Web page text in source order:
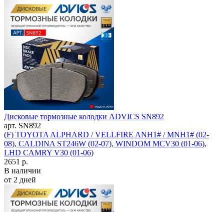
Дисковые тормозные колодки ADVICS SN892
арт. SN892
(F) TOYOTA ALPHARD / VELLFIRE ANH1# / MNH1# (02-
08), CALDINA ST246W (02-07), WINDOM MCV30 (01-06),
LHD CAMRY V30 (01-06)
2651 р.
В наличии
от 2 дней